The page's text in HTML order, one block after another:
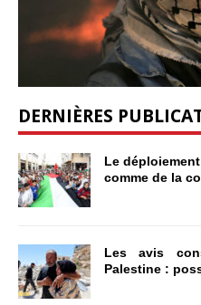
DERNIÈRES
Le
comme de la
Les avis
Palestine :